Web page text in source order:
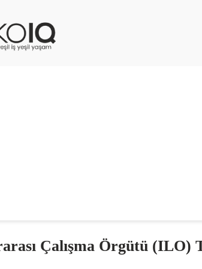
Çalışma Örgütü